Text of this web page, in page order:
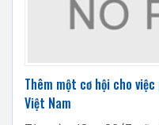
Thêm một cơ hội cho
Việt Nam